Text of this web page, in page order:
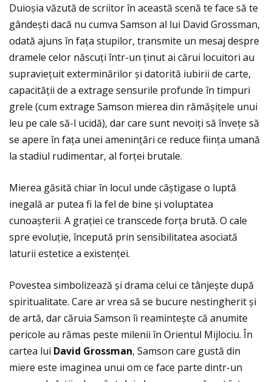
Duioșia văzută de scriitor în această scenă te face să te
gândești dacă nu cumva Samson al lui David Grossman,
odată ajuns în faţa stupilor, transmite un mesaj despre
dramele celor născuţi într-un ţinut ai cărui locuitori au
supravieţuit exterminărilor și datorită iubirii de carte,
capacităţii de a extrage sensurile profunde în timpuri
grele (cum extrage Samson mierea din rămășiţele unui
leu pe cale să-l ucidă), dar care sunt nevoiţi să înveţe să
se apere în faţa unei ameninţări ce reduce fiinţa umană
la stadiul rudimentar, al forţei brutale.
Mierea găsită chiar în locul unde câștigase o luptă
inegală ar putea fi la fel de bine și voluptatea
cunoașterii. A graţiei ce transcede forţa brută. O cale
spre evoluţie, începută prin sensibilitatea asociată
laturii estetice a existenţei.
Povestea simbolizează și drama celui ce tânjește după
spiritualitate. Care ar vrea să se bucure nestingherit și
de artă, dar căruia Samson îi reamintește că anumite
pericole au rămas peste milenii în Orientul Mijlociu. În
cartea lui David Grossman, Samson care gustă din
miere este imaginea unui om ce face parte dintr-un